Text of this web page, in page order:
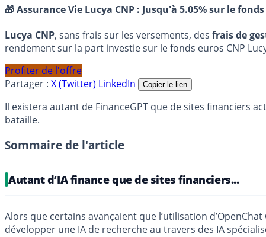
🎁 Assurance Vie Lucya CNP : Jusqu'à 5.05% sur le
Lucya CNP, sans frais sur les versements, des frais de
rendement sur la part investie sur le fonds euros CNP
Profiter de l'offre
Partager : X (Twitter) LinkedIn Copier le lien
Il existera autant de FinanceGPT que de sites financiers
bataille.
Sommaire de l'article
Autant d’IA finance que de sites financiers...
Alors que certains avançaient que l’utilisation
développer une IA de recherche au travers des IA